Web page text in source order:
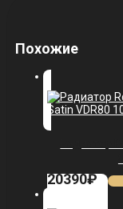
Похожие
20390₽